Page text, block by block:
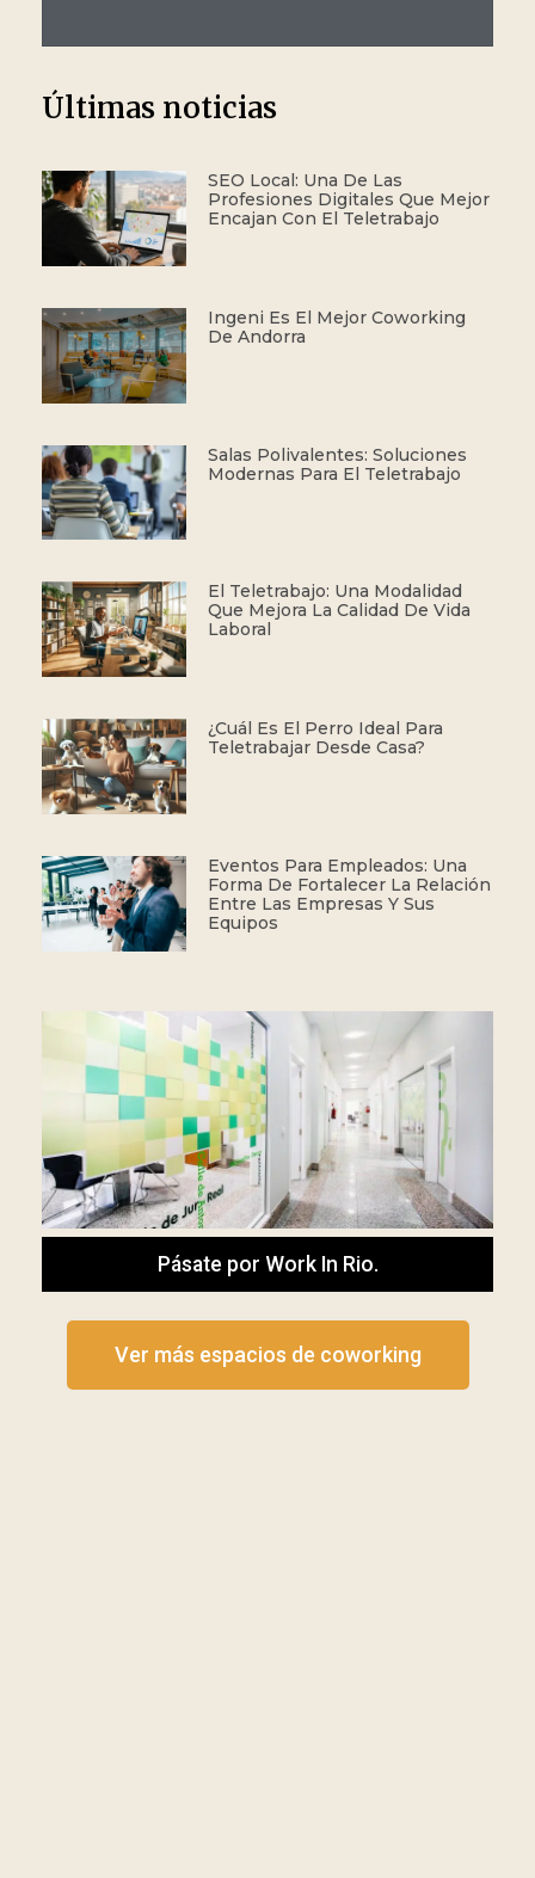
Últimas noticias
SEO Local: Una De Las
Profesiones Digitales Que Mejor
Encajan Con El Teletrabajo
Ingeni Es El Mejor Coworking
De Andorra
Salas Polivalentes: Soluciones
Modernas Para El Teletrabajo
El Teletrabajo: Una Modalidad
Que Mejora La Calidad De Vida
Laboral
¿Cuál Es El Perro Ideal Para
Teletrabajar Desde Casa?
Eventos Para Empleados: Una
Forma De Fortalecer La Relación
Entre Las Empresas Y Sus
Equipos
Pásate por Work In Rio.
Ver más espacios de coworking